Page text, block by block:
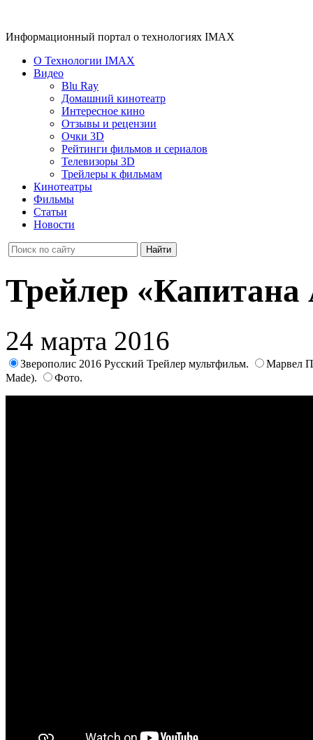
Информационный портал о технологиях IMAX
О Технологии IMAX
Видео
Blu Ray
Домашний кинотеатр
Интересное кино
Отзывы и рецензии
Очки 3D
Рейтинги фильмов и сериалов
Телевизоры 3D
Трейлеры к фильмам
Кинотеатры
Фильмы
Статьи
Новости
Трейлер
24 марта 2016
Зверополис 2016 Русский Трейлер мультфильм.
Марвел
Made).
Фото.